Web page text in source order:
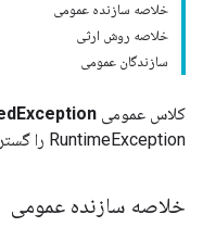
خلاصه سازنده عمومی
خلاصه روش ارثی
سازندگان عمومی
کلاس عمومی
RuntimeException را گسترش می دهد
خلاصه سازنده عمومی